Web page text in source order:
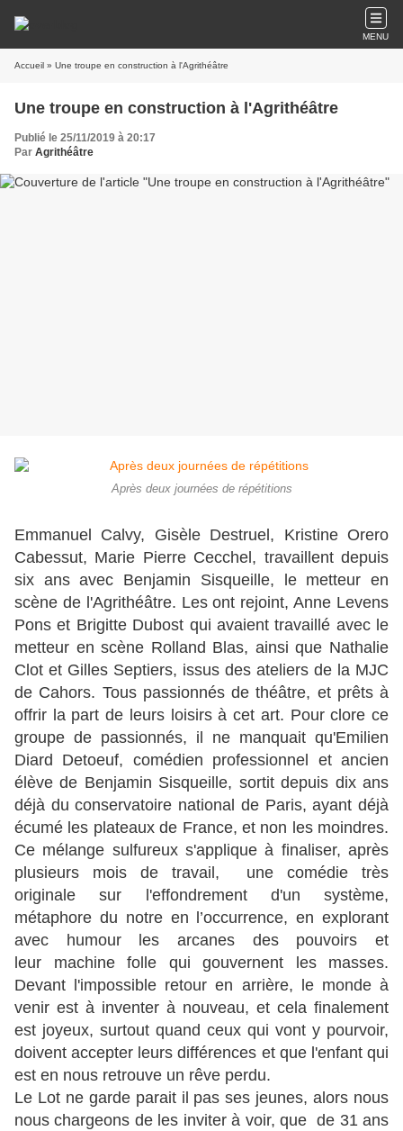
MENU
Accueil » Une troupe en construction à l'Agrithéâtre
Une troupe en construction à l'Agrithéâtre
Publié le 25/11/2019 à 20:17
Par Agrithéâtre
Après deux journées de répétitions
Emmanuel Calvy, Gisèle Destruel, Kristine Orero
Cabessut, Marie Pierre Cecchel, travaillent depuis
six ans avec Benjamin Sisqueille, le metteur en
scène de l'Agrithéâtre. Les ont rejoint, Anne Levens
Pons et Brigitte Dubost qui avaient travaillé avec le
metteur en scène Rolland Blas, ainsi que Nathalie
Clot et Gilles Septiers, issus des ateliers de la MJC
de Cahors. Tous passionnés de théâtre, et prêts à
offrir la part de leurs loisirs à cet art. Pour clore ce
groupe de passionnés, il ne manquait qu'Emilien
Diard Detoeuf, comédien professionnel et ancien
élève de Benjamin Sisqueille, sortit depuis dix ans
déjà du conservatoire national de Paris, ayant déjà
écumé les plateaux de France, et non les moindres.
Ce mélange sulfureux s'applique à finaliser, après
plusieurs mois de travail, une comédie très
originale sur l'effondrement d'un système,
métaphore du notre en l’occurrence, en explorant
avec humour les arcanes des pouvoirs et
leur machine folle qui gouvernent les masses.
Devant l'impossible retour en arrière, le monde à
venir est à inventer à nouveau, et cela finalement
est joyeux, surtout quand ceux qui vont y pourvoir,
doivent accepter leurs différences et que l'enfant qui
est en nous retrouve un rêve perdu.
Le Lot ne garde parait il pas ses jeunes, alors nous
nous chargeons de les inviter à voir, que de 31 ans